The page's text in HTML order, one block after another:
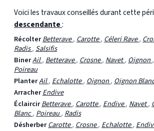
Voici les travaux conseillés durant cette
descendante:
RécolterBetterave,Carotte,Céleri Rave,
Radis,Salsifis
BinerAil,Betterave,Crosne,Navet,Oignon,
Poireau
PlanterAil,Echalotte,Oignon,Oignon
ArracherEndive
ÉclaircirBetterave,Carotte,Endive,Navet,
Blanc,Poireau,Radis
DésherberCarotte,Crosne,Echalotte,